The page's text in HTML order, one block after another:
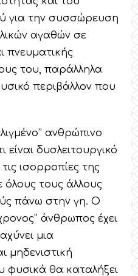
για την συσσώρευση
αγαθών σε
πνευματικής
του, παράλληλα
περιβάλλον που
ανθρώπινο
είναι δυσλειτουργικό
ισορροπίες της
όλους τους άλλους
πάνω στην γη. Ο
άνθρωπος έχει
μια
μηδενιστική
φυσικά θα καταλήξει